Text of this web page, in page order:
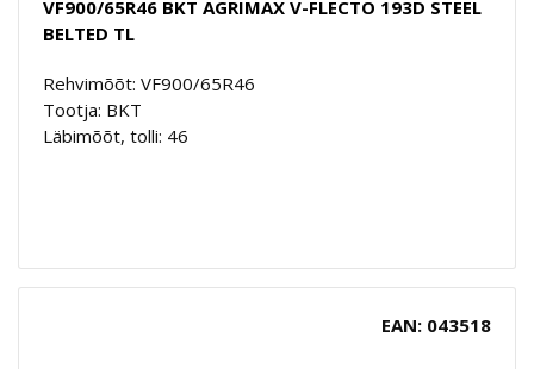
VF900/65R46 BKT AGRIMAX V-FLECTO 193D STEEL
BELTED TL
Rehvimõõt: VF900/65R46
Tootja: BKT
Läbimõõt, tolli: 46
EAN: 043518